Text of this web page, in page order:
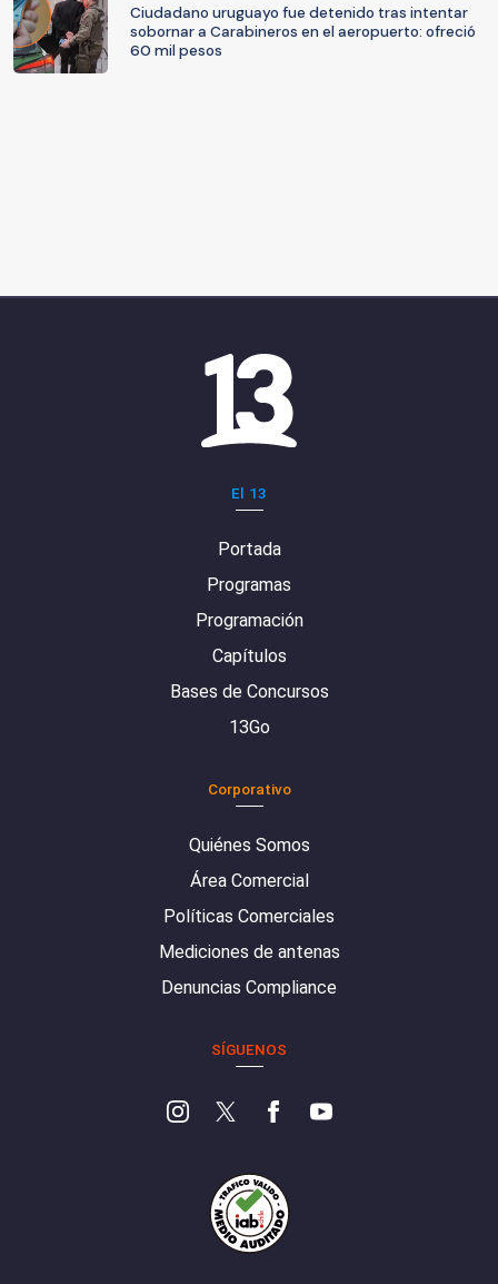
Ciudadano uruguayo fue detenido tras intentar
sobornar a Carabineros en el aeropuerto: ofreció
60 mil pesos
El 13
Portada
Programas
Programación
Capítulos
Bases de Concursos
13Go
Corporativo
Quiénes Somos
Área Comercial
Políticas Comerciales
Mediciones de antenas
Denuncias Compliance
SÍGUENOS